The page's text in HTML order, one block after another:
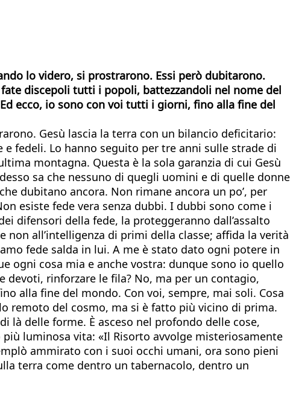
lo videro, si prostrarono. Essi però dubitarono.
discepoli tutti i popoli, battezzandoli nel nome del
ecco, io sono con voi tutti i giorni, fino alla fine del
Gesù lascia la terra con un bilancio deficitario:
fedeli. Lo hanno seguito per tre anni sulle strade di
montagna. Questa è la sola garanzia di cui Gesù
sa che nessuno di quegli uomini e di quelle donne
dubitano ancora. Non rimane ancora un po’, per
esiste fede vera senza dubbi. I dubbi sono come i
difensori della fede, la proteggeranno dall’assalto
all’intelligenza di primi della classe; affida la verità
fede salda in lui. A me è stato dato ogni potere in
ogni cosa mia e anche vostra: dunque sono io quello
devoti, rinforzare le fila? No, ma per un contagio,
alla fine del mondo. Con voi, sempre, mai soli. Cosa
remoto del cosmo, ma si è fatto più vicino di prima.
là delle forme. È asceso nel profondo delle cose,
luminosa vita: «Il Risorto avvolge misteriosamente
ammirato con i suoi occhi umani, ora sono pieni
terra come dentro un tabernacolo, dentro un